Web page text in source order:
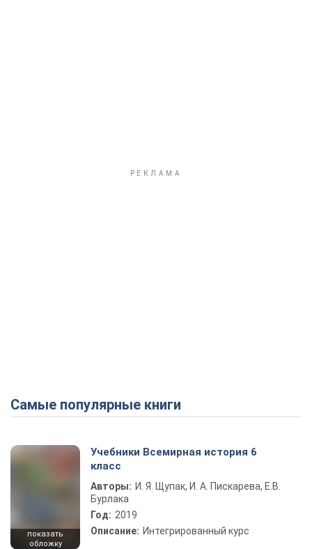
Самые популярные книги
показать
обложку
Учебники Всемирная история 6
класс
Авторы: И. Я. Щупак, И. А. Пискарева, Е.В.
Бурлака
Год: 2019
Описание: Интегрированный курс